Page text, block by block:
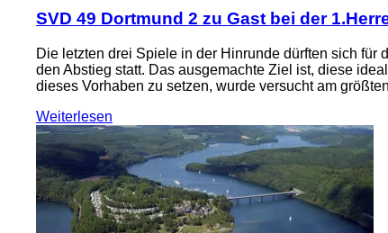
SVD 49 Dortmund 2 zu Gast bei der
Die letzten drei Spiele in der Hinrunde dürften sich für
den Abstieg statt. Das ausgemachte Ziel ist, diese
dieses Vorhaben zu setzen, wurde versucht am
Weiterlesen